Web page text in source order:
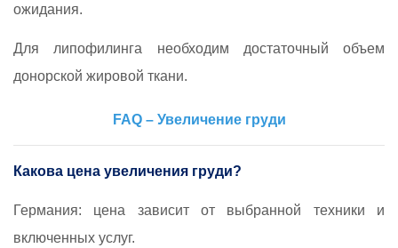
ожидания.
Для липофилинга необходим достаточный объем
донорской жировой ткани.
FAQ – Увеличение груди
Какова цена увеличения груди?
Германия: цена зависит от выбранной техники и
включенных услуг.